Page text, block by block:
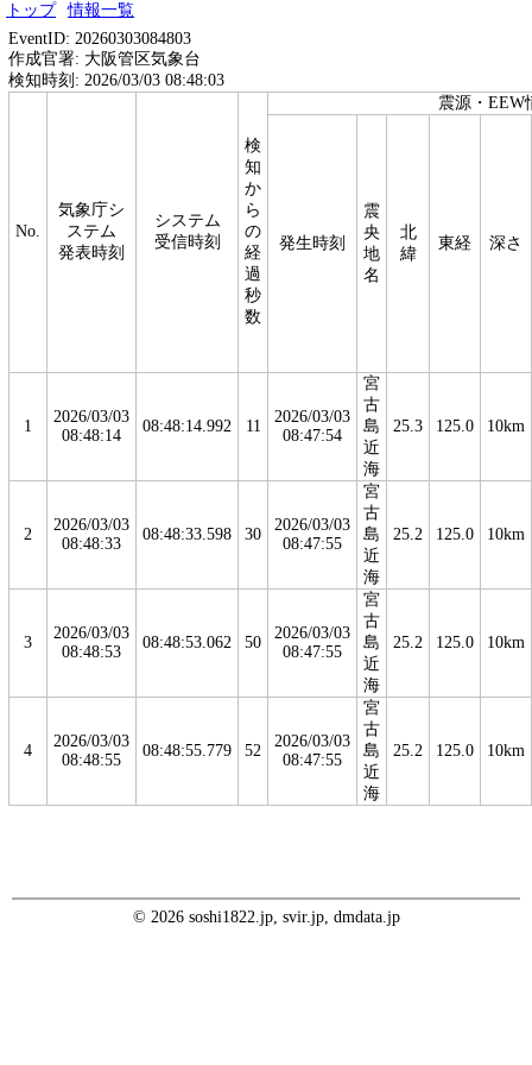
トップ
情報一覧
EventID: 20260303084803
作成官署: 大阪管区気象台
検知時刻: 2026/03/03 08:48:03
No.
気象庁シ
ステム
発表時刻
システム
受信時刻
検
知
か
ら
の
経
過
秒
数
震源・EEW
発生時刻
震
央
地
名
北
緯
東経 深さ
1
2026/03/03
08:48:14
08:48:14.992 11
2026/03/03
08:47:54
宮
古
島
近
海
25.3 125.0 10km
2
2026/03/03
08:48:33
08:48:33.598 30
2026/03/03
08:47:55
宮
古
島
近
海
25.2 125.0 10km
3
2026/03/03
08:48:53
08:48:53.062 50
2026/03/03
08:47:55
宮
古
島
近
海
25.2 125.0 10km
4
2026/03/03
08:48:55
08:48:55.779 52
2026/03/03
08:47:55
宮
古
島
近
海
25.2 125.0 10km
© 2026 soshi1822.jp, svir.jp, dmdata.jp